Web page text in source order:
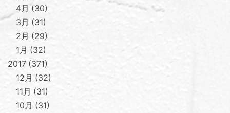
4月
30
3月
31
2月
29
1月
32
2017 371
12月
32
11月
31
10月
31